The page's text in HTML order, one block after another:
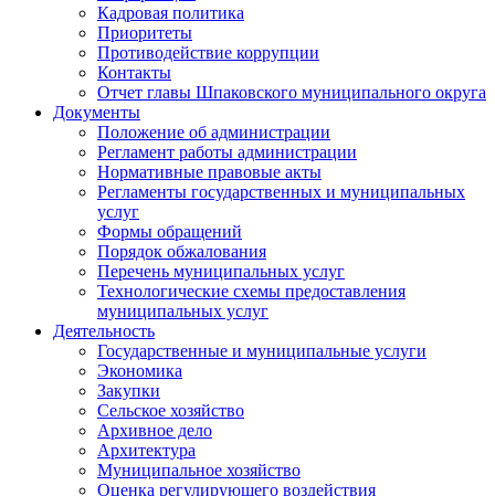
Кадровая политика
Приоритеты
Противодействие коррупции
Контакты
Отчет главы Шпаковского муниципального округа
Документы
Положение об администрации
Регламент работы администрации
Нормативные правовые акты
Регламенты государственных и муниципальных
услуг
Формы обращений
Порядок обжалования
Перечень муниципальных услуг
Технологические схемы предоставления
муниципальных услуг
Деятельность
Государственные и муниципальные услуги
Экономика
Закупки
Сельское хозяйство
Архивное дело
Архитектура
Муниципальное хозяйство
Оценка регулирующего воздействия